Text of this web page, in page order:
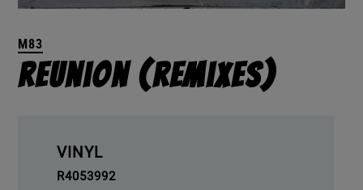
M83
Reunion (Remixes)
VINYL
R4053992